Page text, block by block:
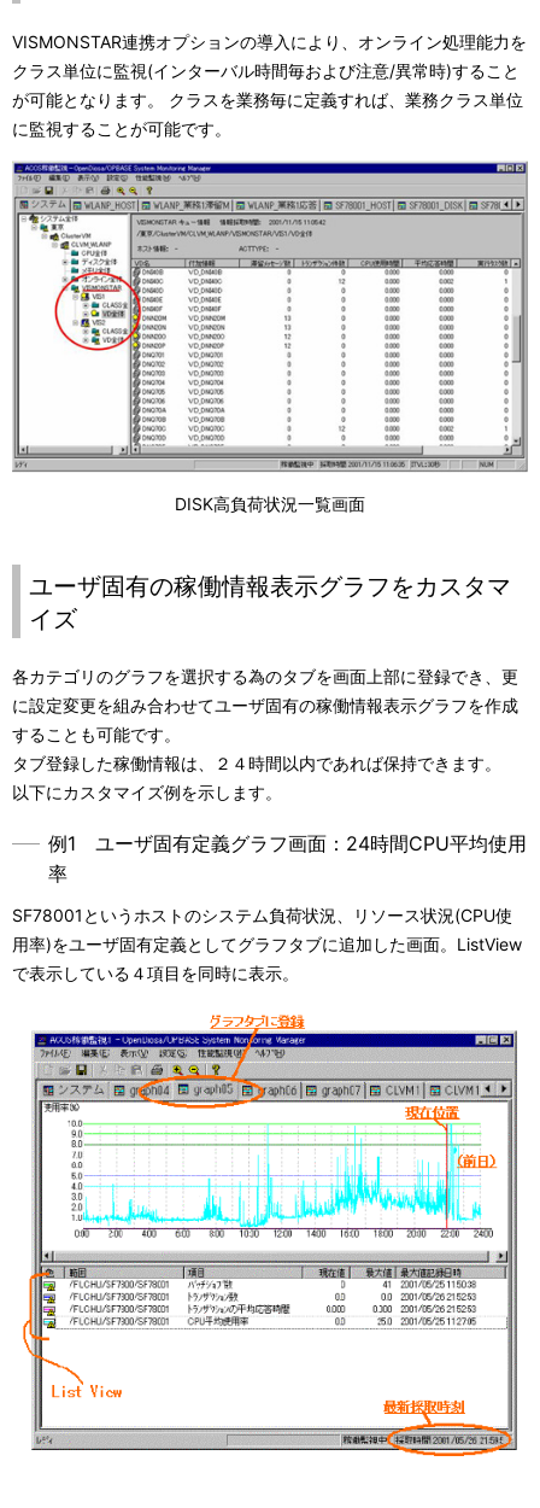
VISMONSTAR連携オプションの導入により、オンライン処理能力を
クラス単位に監視(インターバル時間毎および注意/異常時)すること
が可能となります。 クラスを業務毎に定義すれば、業務クラス単位
に監視することが可能です。
DISK高負荷状況一覧画面
ユーザ固有の稼働情報表示グラフをカスタマ
イズ
各カテゴリのグラフを選択する為のタブを画面上部に登録でき、更
に設定変更を組み合わせてユーザ固有の稼働情報表示グラフを作成
することも可能です。
タブ登録した稼働情報は、２４時間以内であれば保持できます。
以下にカスタマイズ例を示します。
例1 ユーザ固有定義グラフ画面：24時間CPU平均使用
率
SF78001というホストのシステム負荷状況、リソース状況(CPU使
用率)をユーザ固有定義としてグラフタブに追加した画面。ListView
で表示している４項目を同時に表示。